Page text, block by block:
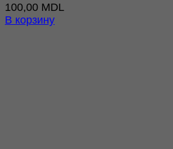
100,00 MDL
В корзину